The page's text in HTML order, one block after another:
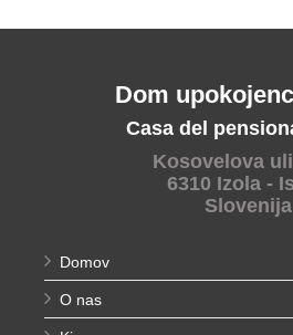
Dom
Casa del
Kosovelova
6310 Izola -
Slovenija
Domov
O nas